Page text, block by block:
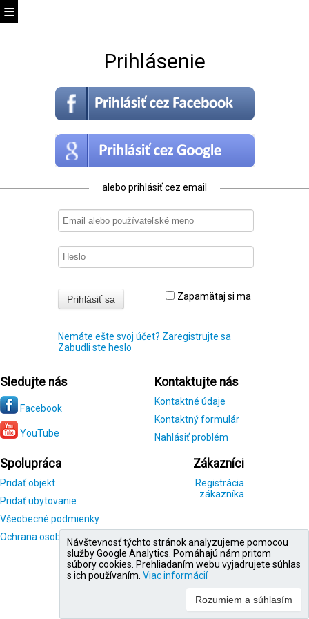
Prihlásenie
alebo prihlásiť cez email
Zapamätaj si ma
Nemáte ešte svoj účet? Zaregistrujte sa
Zabudli ste heslo
Sledujte nás
Facebook
YouTube
Kontaktujte nás
Kontaktné údaje
Kontaktný formulár
Nahlásiť problém
Spolupráca
Pridať objekt
Pridať ubytovanie
Všeobecné podmienky
Ochrana osobných údajov
Zákazníci
Registrácia
zákazníka
Návštevnosť týchto stránok analyzujeme pomocou
služby Google Analytics. Pomáhajú nám pritom
súbory cookies. Prehliadaním webu vyjadrujete súhlas
s ich používaním. Viac informácií